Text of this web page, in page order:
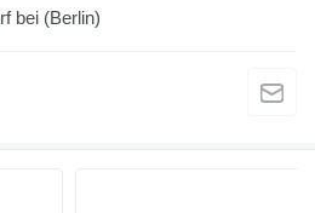
bei (Berlin)